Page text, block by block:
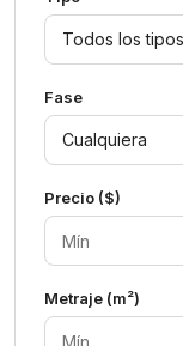
Todos los tipos
Fase
Cualquiera
Precio ($)
Metraje (m²)